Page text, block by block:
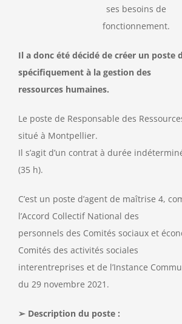
ses besoins de
fonctionnement.
Il a donc été décidé de créer un poste
spécifiquement à la gestion des
ressources humaines.
Le poste de Responsable des
situé à Montpellier.
Il s’agit d’un contrat à durée
(35 h).
C’est un poste d’agent de maîtrise 4,
l’Accord Collectif National des
personnels des Comités sociaux et
Comités des activités sociales
interentreprises et de l’Instance
du 29 novembre 2021.
➢ Description du poste :